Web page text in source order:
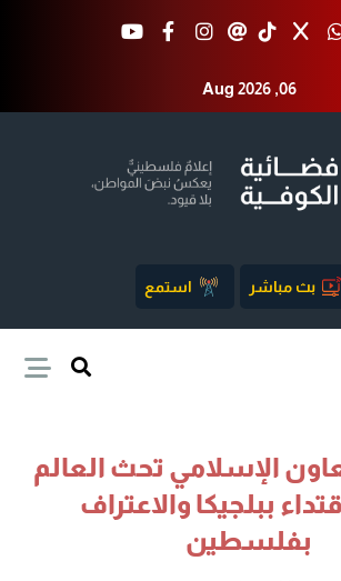
Aug 2026 ,06
بث مباشر استمع
الإسلامي تحث العالم
ببلجيكا والاعتراف
بفلسطين